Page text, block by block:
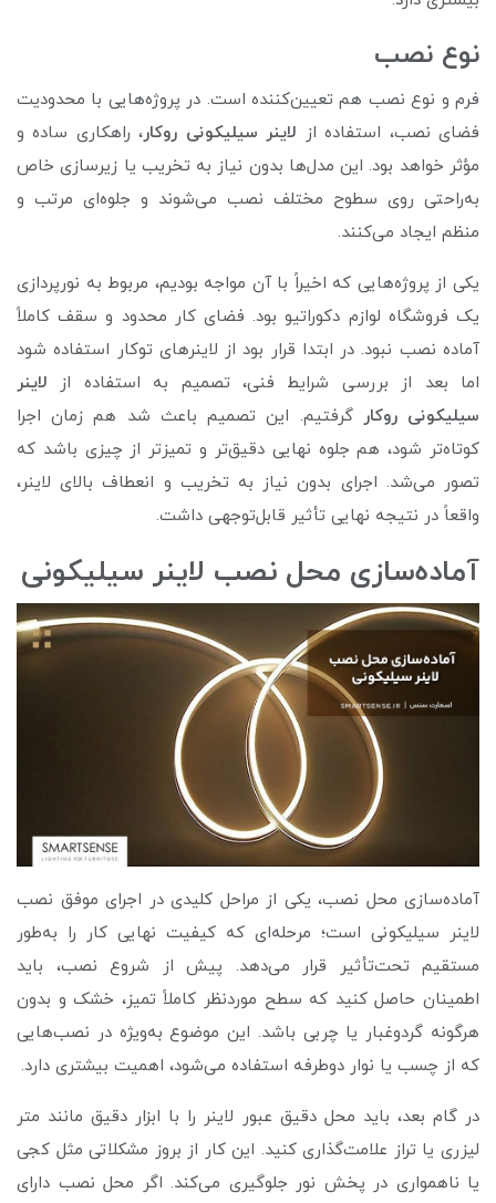
نوع نصب
فرم و نوع نصب هم تعیین‌کننده است. در پروژه‌هایی با محدودیت
فضای نصب، استفاده از لاینر سیلیکونی روکار، راهکاری ساده و
مؤثر خواهد بود. این مدل‌ها بدون نیاز به تخریب یا زیرسازی خاص
به‌راحتی روی سطوح مختلف نصب می‌شوند و جلوه‌ای مرتب و
منظم ایجاد می‌کنند.
یکی از پروژه‌هایی که اخیراً با آن مواجه بودیم، مربوط به نورپردازی
یک فروشگاه لوازم دکوراتیو بود. فضای کار محدود و سقف کاملاً
آماده نصب نبود. در ابتدا قرار بود از لاینرهای توکار استفاده شود
اما بعد از بررسی شرایط فنی، تصمیم به استفاده از لاینر
سیلیکونی روکار گرفتیم. این تصمیم باعث شد هم زمان اجرا
کوتاه‌تر شود، هم جلوه نهایی دقیق‌تر و تمیزتر از چیزی باشد که
تصور می‌شد. اجرای بدون نیاز به تخریب و انعطاف بالای لاینر،
واقعاً در نتیجه نهایی تأثیر قابل‌توجهی داشت.
آماده‌سازی محل نصب لاینر سیلیکونی
آماده‌سازی محل نصب، یکی از مراحل کلیدی در اجرای موفق نصب
لاینر سیلیکونی است؛ مرحله‌ای که کیفیت نهایی کار را به‌طور
مستقیم تحت‌تأثیر قرار می‌دهد. پیش از شروع نصب، باید
اطمینان حاصل کنید که سطح موردنظر کاملاً تمیز، خشک و بدون
هرگونه گردوغبار یا چربی باشد. این موضوع به‌ویژه در نصب‌هایی
که از چسب یا نوار دوطرفه استفاده می‌شود، اهمیت بیشتری دارد.
در گام بعد، باید محل دقیق عبور لاینر را با ابزار دقیق مانند متر
لیزری یا تراز علامت‌گذاری کنید. این کار از بروز مشکلاتی مثل کجی
یا ناهمواری در پخش نور جلوگیری می‌کند. اگر محل نصب دارای